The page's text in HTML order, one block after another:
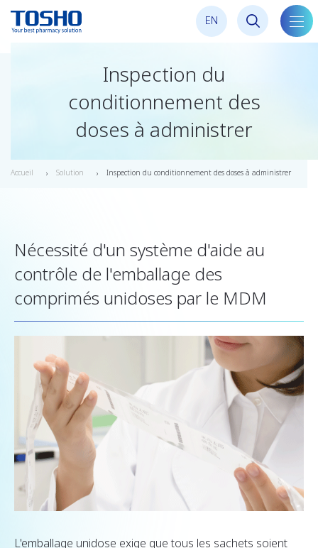
EN
la
Inspection du
conditionnement des
doses à administrer
Accueil Solution Inspection du conditionnement des doses à administrer
Nécessité d'un système d'aide au
contrôle de l'emballage des
comprimés unidoses par le MDM
L'emballage unidose exige que tous les sachets soient